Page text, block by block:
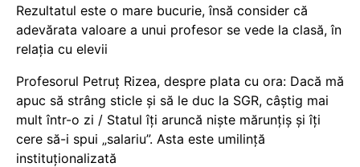
Rezultatul este o mare bucurie, însă consider că
adevărata valoare a unui profesor se vede la clasă, în
relația cu elevii
Profesorul Petruț Rizea, despre plata cu ora: Dacă mă
apuc să strâng sticle și să le duc la SGR, câștig mai
mult într-o zi / Statul îți aruncă niște mărunțiș și îți
cere să-i spui „salariu”. Asta este umilință
instituționalizată